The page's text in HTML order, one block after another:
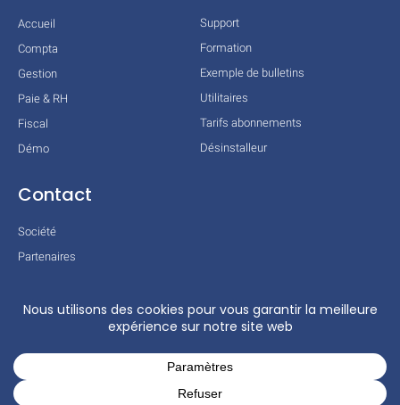
Accueil
Compta
Gestion
Paie & RH
Fiscal
Démo
Support
Formation
Exemple de bulletins
Utilitaires
Tarifs abonnements
Désinstalleur
Contact
Société
Partenaires
Mentions légales
Conditions générales
Actualités